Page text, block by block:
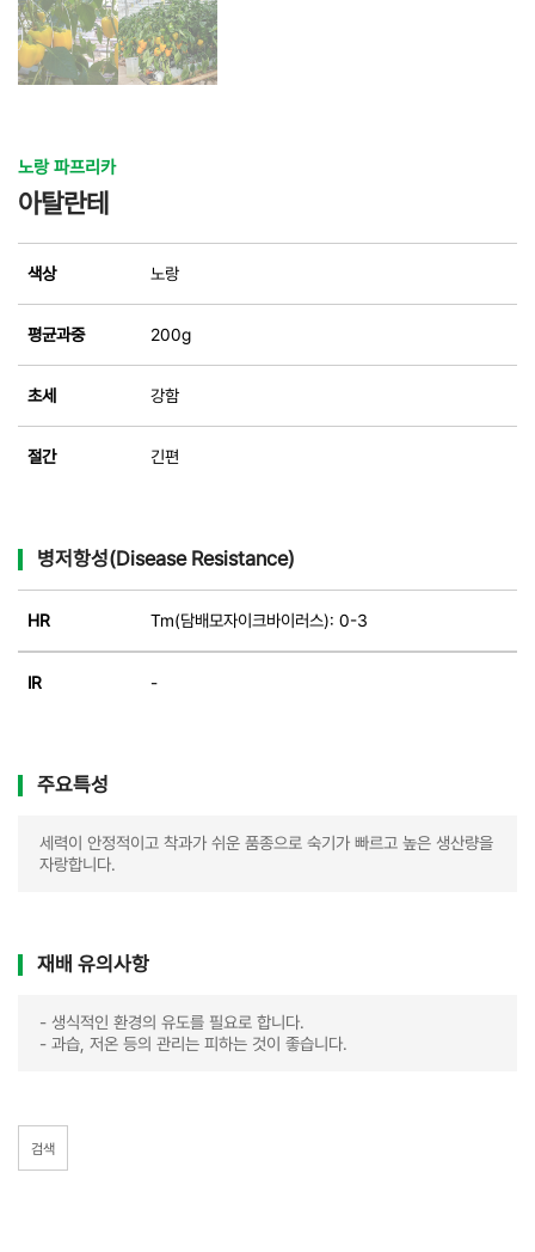
노랑 파프리카
아탈란테
색상 노랑
평균과중 200g
초세 강함
절간 긴편
병저항성(Disease Resistance)
HR Tm(담배모자이크바이러스): 0-3
IR -
주요특성
세력이 안정적이고 착과가 쉬운 품종으로 숙기가 빠르고 높은 생산량을
자랑합니다.
재배 유의사항
- 생식적인 환경의 유도를 필요로 합니다.
- 과습, 저온 등의 관리는 피하는 것이 좋습니다.
검색